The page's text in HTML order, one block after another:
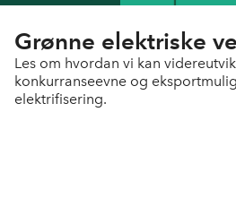
Grønne elektriske
Les om hvordan vi kan
konkurranseevne og
elektrifisering.
Organisering og prosess
Kontakt